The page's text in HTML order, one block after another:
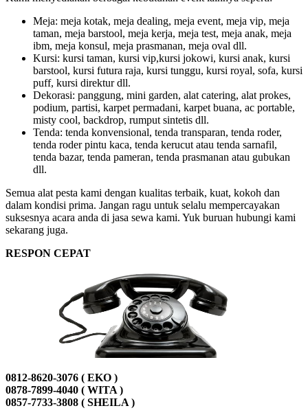
Meja: meja kotak, meja dealing, meja event, meja vip, meja
taman, meja barstool, meja kerja, meja test, meja anak, meja
ibm, meja konsul, meja prasmanan, meja oval dll.
Kursi: kursi taman, kursi vip,kursi jokowi, kursi anak, kursi
barstool, kursi futura raja, kursi tunggu, kursi royal, sofa, kursi
puff, kursi direktur dll.
Dekorasi: panggung, mini garden, alat catering, alat prokes,
podium, partisi, karpet permadani, karpet buana, ac portable,
misty cool, backdrop, rumput sintetis dll.
Tenda: tenda konvensional, tenda transparan, tenda roder,
tenda roder pintu kaca, tenda kerucut atau tenda sarnafil,
tenda bazar, tenda pameran, tenda prasmanan atau gubukan
dll.
Semua alat pesta kami dengan kualitas terbaik, kuat, kokoh dan
dalam kondisi prima. Jangan ragu untuk selalu mempercayakan
suksesnya acara anda di jasa sewa kami. Yuk buruan hubungi kami
sekarang juga.
RESPON CEPAT
0812-8620-3076 ( EKO )
0878-7899-4040 ( WITA )
0857-7733-3808 ( SHEILA )